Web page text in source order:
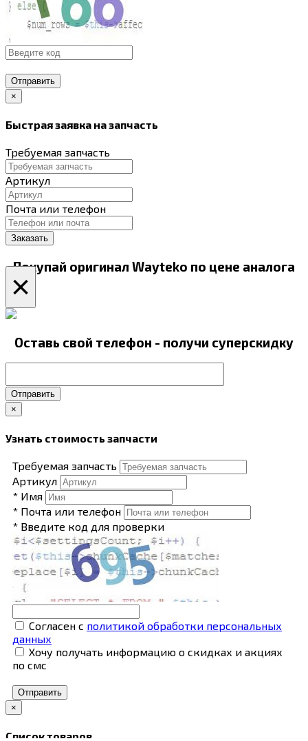
Отправить
×
Быстрая заявка на запчасть
Требуемая запчасть
Артикул
Почта или телефон
Покупай оригинал Wayteko по цене аналога
×
Оставь свой телефон - получи суперскидку
Отправить
×
Узнать стоимость запчасти
Требуемая запчасть
Артикул
* Имя
* Почта или телефон
* Введите код для проверки
Согласен с политикой обработки персональных
данных
Хочу получать информацию о скидках и акциях
по смс
Отправить
×
Список товаров